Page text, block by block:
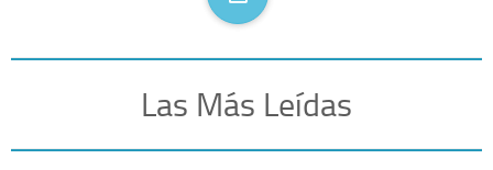
Las Más Leídas